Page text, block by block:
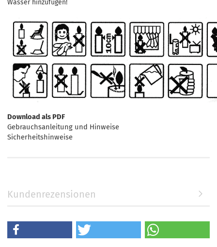
Wasser hinzufügen!
Download als PDF
Gebrauchsanleitung und Hinweise
Sicherheitshinweise
Kundenrezensionen